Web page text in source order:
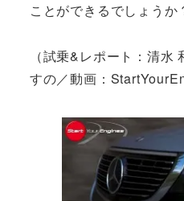
ことができるでしょうか
（試乗&レポート：清
すの／動画：